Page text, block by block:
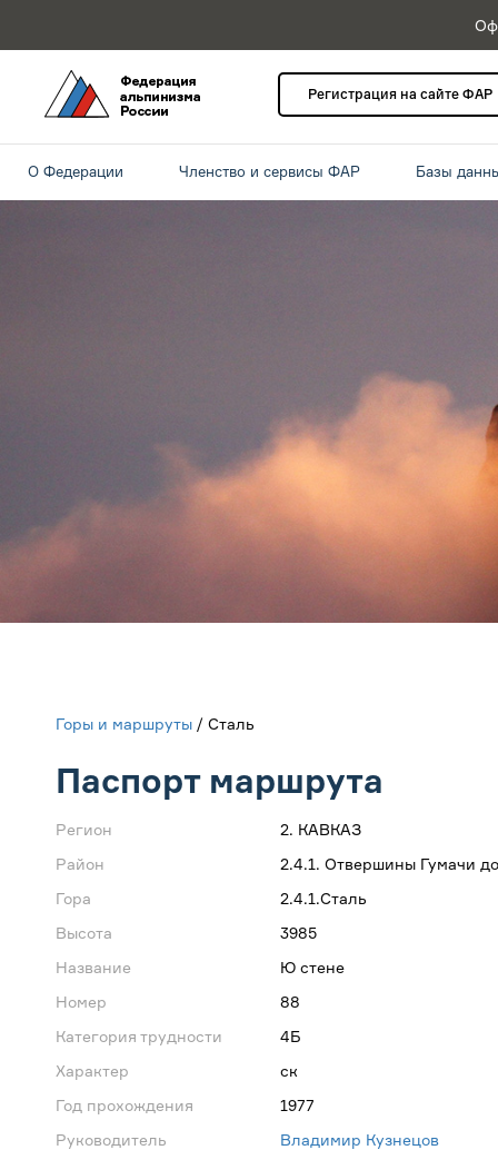
Регистрация на сайте ФАР
О Федерации Членство и сервисы ФАР Базы
Горы и маршруты / Сталь
Паспорт маршрута
Регион
2. КАВКАЗ
Район
2.4.1. Отвершины Гумачи
Гора
2.4.1.Сталь
Высота
3985
Название
Ю стене
Номер
88
Категория трудности
4Б
Характер
ск
Год прохождения
1977
Руководитель
Владимир Кузнецов